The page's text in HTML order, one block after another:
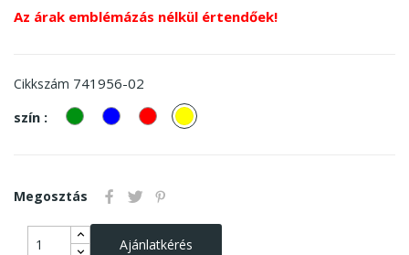
Az árak emblémázás nélkül értendőek!
Cikkszám 741956-02
szín :
zöld kek piros Sárga
Megosztás
Ajánlatkérés